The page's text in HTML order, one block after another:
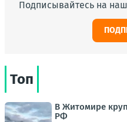
Подписывайтесь на
Топ
В Житомире
РФ